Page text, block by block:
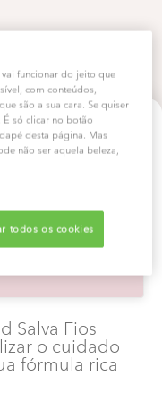
Fios
Salva Fios
o cuidado
fórmula rica
vai funcionar do jeito que
com conteúdos,
são a sua cara. Se quiser
só clicar no botão
desta página. Mas
não ser aquela beleza,
todos os cookies